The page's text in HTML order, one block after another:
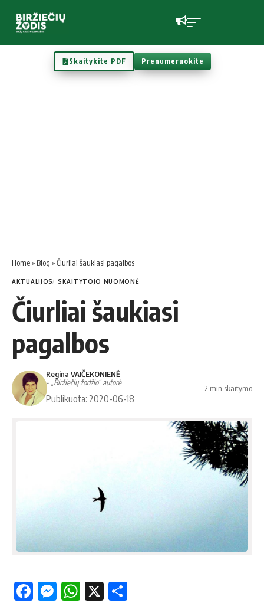
Skaitykite PDF Prenumeruokite
Home» Blog »Čiurliai šaukiasi pagalbos
AKTUALIJOS SKAITYTOJO NUOMONĖ
Čiurliai šaukiasi
pagalbos
Regina VAIČEKONIENĖ
- „Biržiečių žodžio“ autorė
Publikuota: 2020-06-18
2 min skaitymo
Facebook
Messenger
WhatsApp
X